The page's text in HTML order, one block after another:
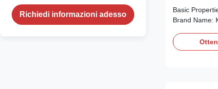
Richiedi informazioni adesso
con porta in
Basic
Brand Name:
Minimum
Negotiation